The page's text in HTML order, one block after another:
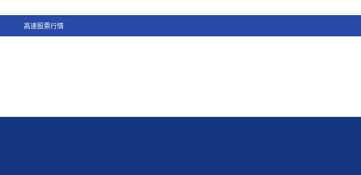
高速股票行情